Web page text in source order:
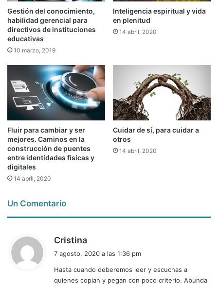
Gestión del conocimiento,
habilidad gerencial para
directivos de instituciones
educativas
10 marzo, 2019
Inteligencia espiritual y vida
en plenitud
14 abril, 2020
Fluir para cambiar y ser
mejores. Caminos en la
construcción de puentes
entre identidades físicas y
digitales
14 abril, 2020
Cuidar de sí, para cuidar a
otros
14 abril, 2020
Un Comentario
Cristina
e
:
7 agosto, 2020 a las 1:36 pm
Hasta cuando deberemos leer y escuchas a
quienes copian y pegan con poco criterio. Abunda